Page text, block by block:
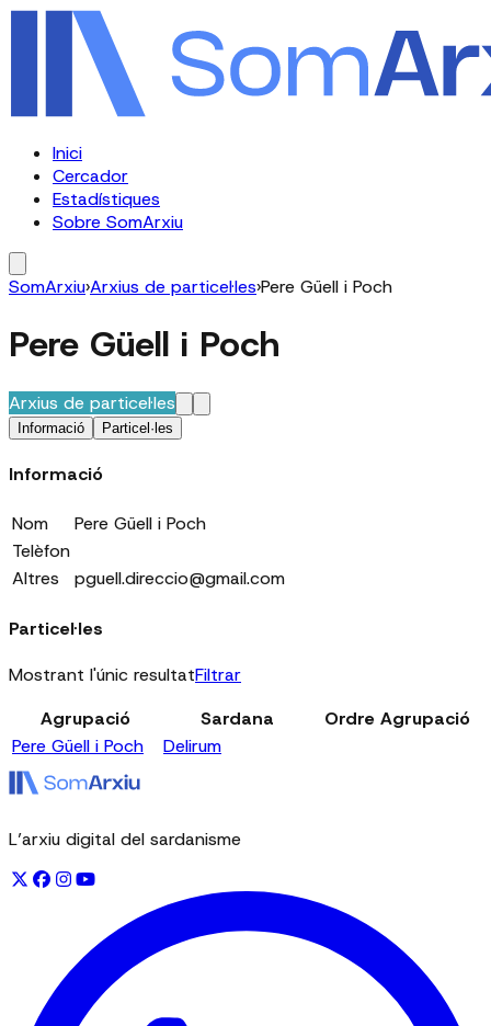
Inici
Cercador
Estadístiques
Sobre SomArxiu
SomArxiu›Arxius de particel·les›Pere Güell i Poch
Pere Güell i Poch
Arxius de particel·les
Informació Particel·les
Informació
Nom
Pere Güell i Poch
Telèfon
Altres
pguell.direccio@gmail.com
Particel·les
Mostrant l'únic resultatFiltrar
Agrupació
Sardana
Ordre Agrupació
Pere Güell i Poch
Delirum
L’arxiu digital del sardanisme